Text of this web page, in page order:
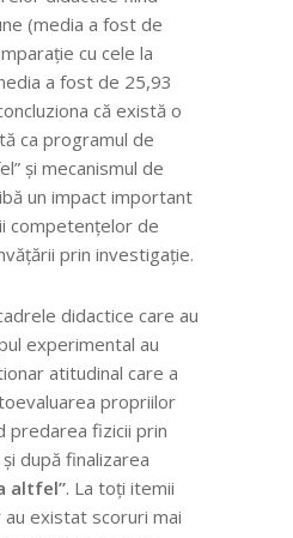
(media a fost de
cu cele la
a fost de 25,93
că există o
ca programul de
și mecanismul de
un impact important
competențelor de
prin investigație.
didactice care au
experimental au
atitudinal care a
propriilor
predarea fizicii prin
după finalizarea
altfel”. La toți itemii
au existat scoruri mai